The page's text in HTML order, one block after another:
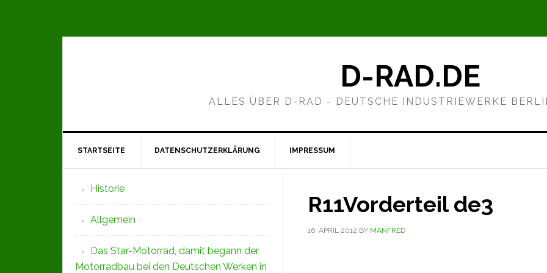
D-RAD.DE
ALLES ÜBER D-RAD - DEUTSCHE INDUSTRIEWERKE
STARTSEITE DATENSCHUTZERKLÄRUNG IMPRESSUM
R11Vorderteil de3
16. APRIL 2012 BY MANFRED
Seitenspalte
Historie
Allgemein
Das Star-Motorrad, damit begann der
Motorradbau bei den Deutschen Werken in